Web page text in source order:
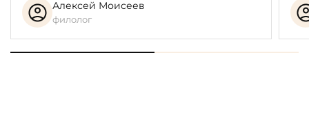
Алексей Моисеев
филолог